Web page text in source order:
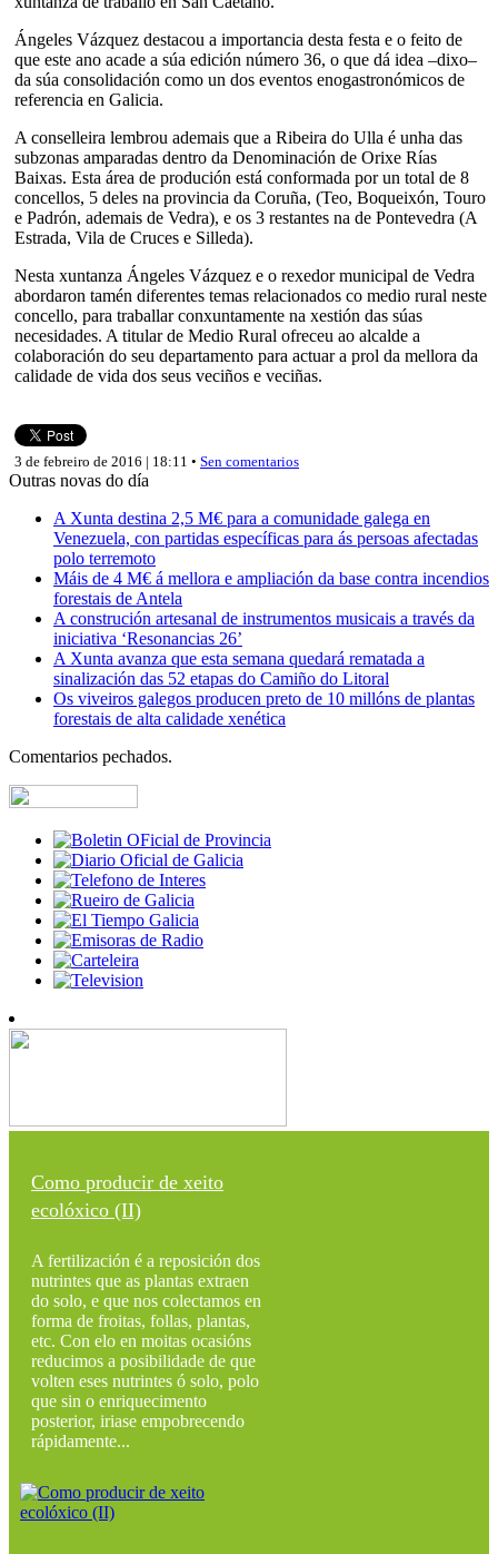
Ángeles Vázquez destacou a importancia desta festa e o feito de
que este ano acade a súa edición número 36, o que dá idea –dixo–
da súa consolidación como un dos eventos enogastronómicos de
referencia en Galicia.
A conselleira lembrou ademais que a Ribeira do Ulla é unha das
subzonas amparadas dentro da Denominación de Orixe Rías
Baixas. Esta área de produción está conformada por un total de 8
concellos, 5 deles na provincia da Coruña, (Teo, Boqueixón, Touro
e Padrón, ademais de Vedra), e os 3 restantes na de Pontevedra (A
Estrada, Vila de Cruces e Silleda).
Nesta xuntanza Ángeles Vázquez e o rexedor municipal de Vedra
abordaron tamén diferentes temas relacionados co medio rural neste
concello, para traballar conxuntamente na xestión das súas
necesidades. A titular de Medio Rural ofreceu ao alcalde a
colaboración do seu departamento para actuar a prol da mellora da
calidade de vida dos seus veciños e veciñas.
3 de febreiro de 2016 | 18:11 • Sen comentarios
Outras novas do día
A Xunta destina 2,5 M€ para a comunidade galega en
Venezuela, con partidas específicas para ás persoas afectadas
polo terremoto
Máis de 4 M€ á mellora e ampliación da base contra incendios
forestais de Antela
A construción artesanal de instrumentos musicais a través da
iniciativa ‘Resonancias 26’
A Xunta avanza que esta semana quedará rematada a
sinalización das 52 etapas do Camiño do Litoral
Os viveiros galegos producen preto de 10 millóns de plantas
forestais de alta calidade xenética
Comentarios pechados.
Como producir de xeito
ecolóxico (II)
A fertilización é a reposición dos
nutrintes que as plantas extraen
do solo, e que nos colectamos en
forma de froitas, follas, plantas,
etc. Con elo en moitas ocasións
reducimos a posibilidade de que
volten eses nutrintes ó solo, polo
que sin o enriquecimento
posterior, iriase empobrecendo
rápidamente...